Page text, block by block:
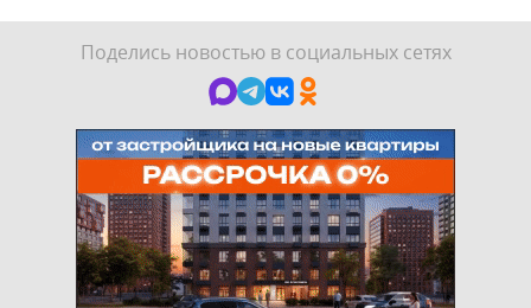
Поделись новостью в социальных сетях